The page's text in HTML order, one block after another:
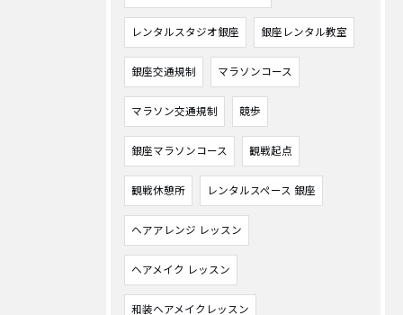
レンタルスタジオ銀座 銀座レンタル教室
銀座交通規制 マラソンコース
マラソン交通規制 競歩
銀座マラソンコース 観戦起点
観戦休憩所 レンタルスペース 銀座
ヘアアレンジ レッスン
ヘアメイク レッスン
和装ヘアメイクレッスン